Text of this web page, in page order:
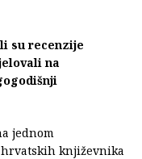
su recenzije
na
jednom
književnika